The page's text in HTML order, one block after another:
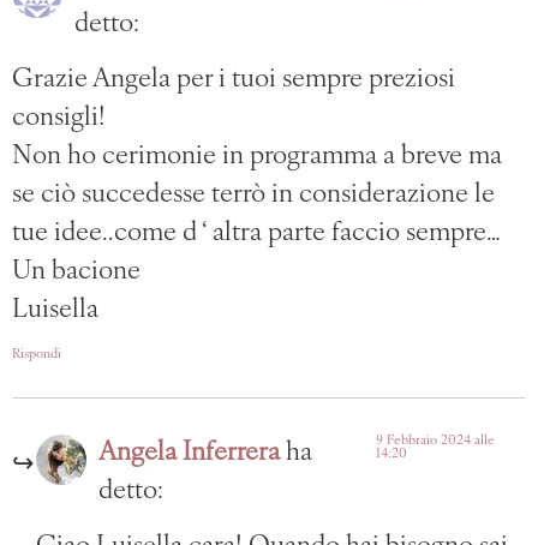
detto:
Grazie Angela per i tuoi sempre preziosi
consigli!
Non ho cerimonie in programma a breve ma
se ciò succedesse terrò in considerazione le
tue idee..come d ‘ altra parte faccio sempre…
Un bacione
Luisella
Rispondi
Angela Inferrera ha
detto:
9 Febbraio 2024 alle
14:20